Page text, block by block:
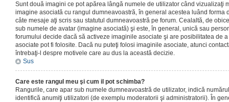
Sunt două imagini ce pot apărea lângă numele de utilizator când vizualizaţi
imagine asociată cu rangul dumneavoastră, în general acestea luând forma
câte mesaje aţi scris sau statutul dumneavoastră pe forum. Cealaltă, de
sub numele de avatar (imagine asociată) şi este, în general, unică sau
forumului decide dacă să activeze imaginile asociate şi are posibilitatea de
asociate pot fi folosite. Dacă nu puteţi folosi imaginile asociate, atunci
întrebaţi-l despre motivele care au dus la această decizie.
Sus
Care este rangul meu şi cum il pot schimba?
Rangurile, care apar sub numele dumneavoastră de utilizator, indică
identifică anumiţi utilizatori (de exemplu moderatorii şi administratorii). În